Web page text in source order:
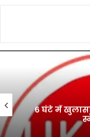
6 घंटे में